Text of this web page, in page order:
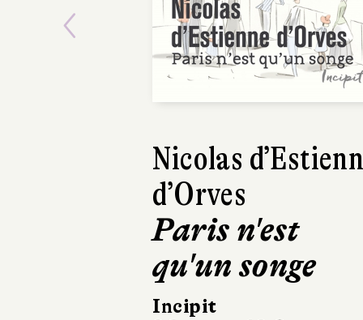
Karim Miské
S’appartenir
Viviane Hamy
130 pages, 24 €
Previous